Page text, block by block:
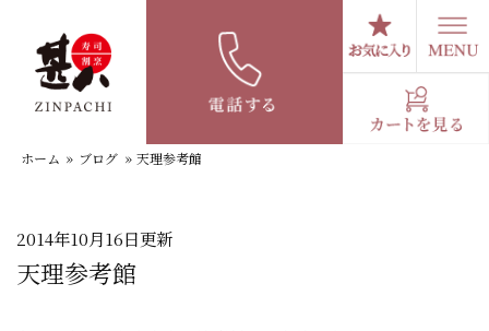
スタッフブログ
ホーム » ブログ » 天理参考館
2014年10月16日更新
天理参考館